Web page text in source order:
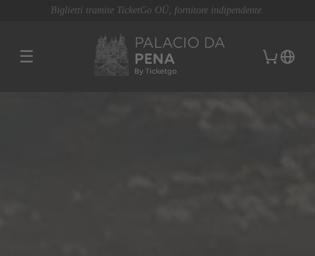
Biglietti tramite TicketGo OÜ, fornitore indipendente.
☰